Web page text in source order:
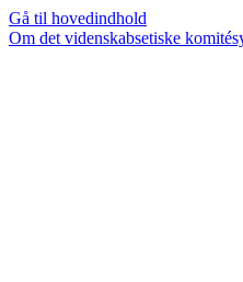
Gå til hovedindhold
Om det videnskabsetiske